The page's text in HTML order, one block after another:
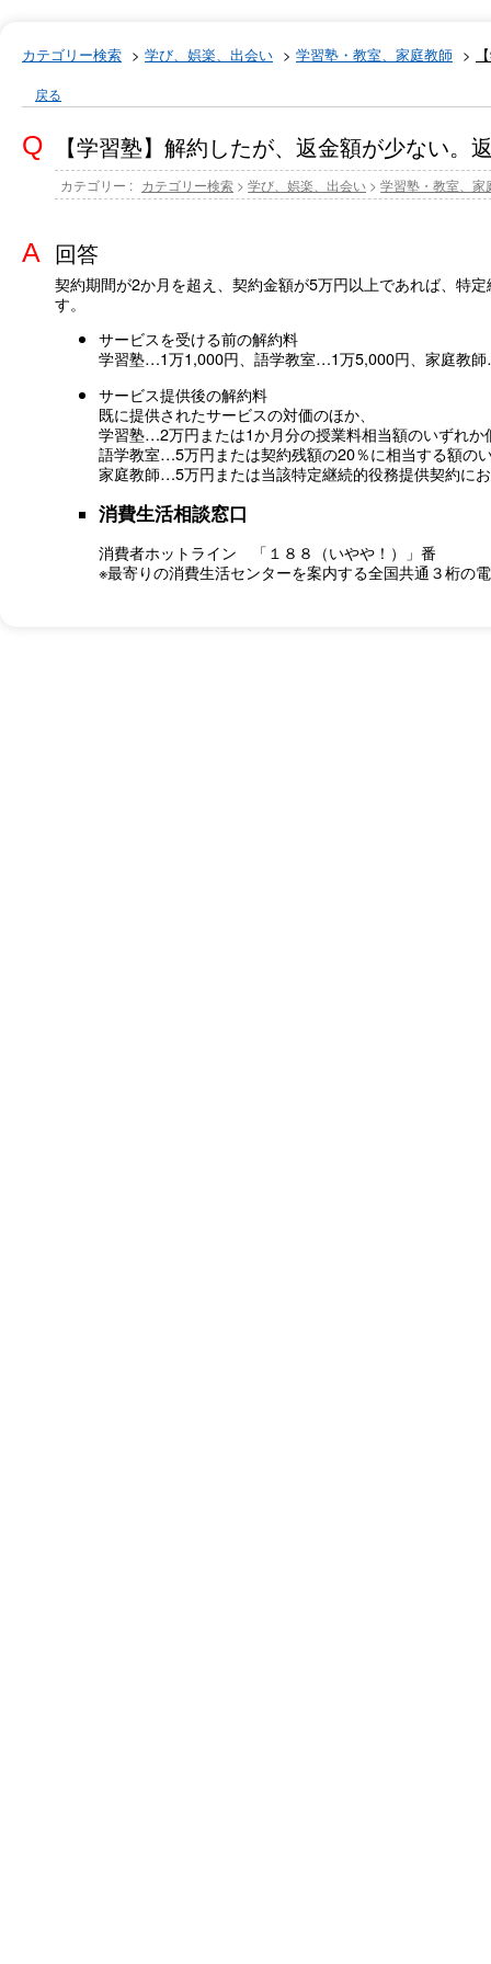
カテゴリー検索 > 学び、娯楽、出会い > 学習塾・教室、家庭教師 >
戻る
【学習塾】解約したが、返金額が少ない。
カテゴリー : カテゴリー検索 >学び、娯楽、出会い >学習塾・教室、家
回答
契約期間が2か月を超え、契約金額が5万円以上であれば、特
す。
サービスを受ける前の解約料
学習塾…1万1,000円、語学教室…1万5,000円、家庭教
サービス提供後の解約料
既に提供されたサービスの対価のほか、
学習塾…2万円または1か月分の授業料相当額のいずれか
語学教室…5万円または契約残額の20％に相当する額の
家庭教師…5万円または当該特定継続的役務提供契約に
消費生活相談窓口
消費者ホットライン 「１８８（いやや！）」番
※最寄りの消費生活センターを案内する全国共通３桁の